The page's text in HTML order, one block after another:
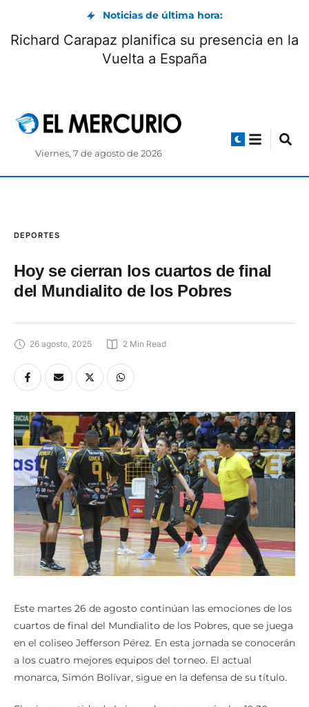
Noticias de última hora:
Richard Carapaz planifica su presencia en la
Vuelta a España
Viernes, 7 de agosto de 2026
DEPORTES
Hoy se cierran los cuartos de final
del Mundialito de los Pobres
26 agosto, 2025 2 Min Read
Este martes 26 de agosto continúan las emociones de los
cuartos de final del Mundialito de los Pobres, que se juega
en el coliseo Jefferson Pérez. En esta jornada se conocerán
a los cuatro mejores equipos del torneo. El actual
monarca, Simón Bolívar, sigue en la defensa de su título.